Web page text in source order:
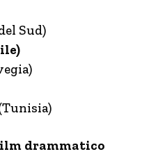
Sud)
drammatico